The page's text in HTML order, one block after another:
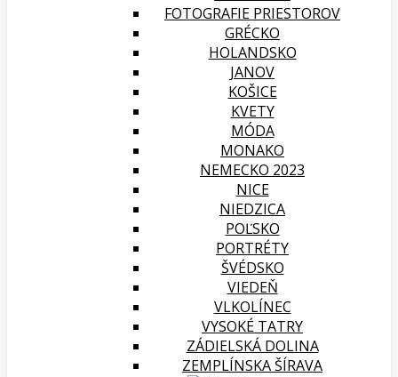
FOTOGRAFIE PRIESTOROV
GRÉCKO
HOLANDSKO
JANOV
KOŠICE
KVETY
MÓDA
MONAKO
NEMECKO 2023
NICE
NIEDZICA
POĽSKO
PORTRÉTY
ŠVÉDSKO
VIEDEŇ
VLKOLÍNEC
VYSOKÉ TATRY
ZÁDIELSKÁ DOLINA
ZEMPLÍNSKA ŠÍRAVA